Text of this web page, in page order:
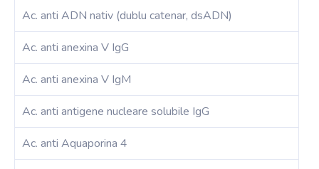
Ac. anti ADN nativ (dublu catenar, dsADN)
Ac. anti anexina V IgG
Ac. anti anexina V IgM
Ac. anti antigene nucleare solubile IgG
Ac. anti Aquaporina 4